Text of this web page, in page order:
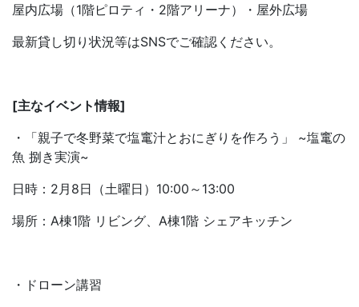
屋内広場（1階ピロティ・2階アリーナ）・屋外広場
最新貸し切り状況等はSNSでご確認ください。
[主なイベント情報]
・「親子で冬野菜で塩竃汁とおにぎりを作ろう」 ~塩竃の
魚 捌き実演~
日時：2月8日（土曜日）10:00～13:00
場所：A棟1階 リビング、A棟1階 シェアキッチン
・ドローン講習